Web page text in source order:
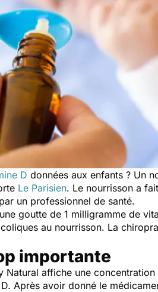
D données aux enfants ? Un
Le Parisien. Le nourrisson a
un professionnel de santé.
goutte de 1 milligramme de
au nourrisson. La
importante
Natural affiche une concentration
Après avoir donné le